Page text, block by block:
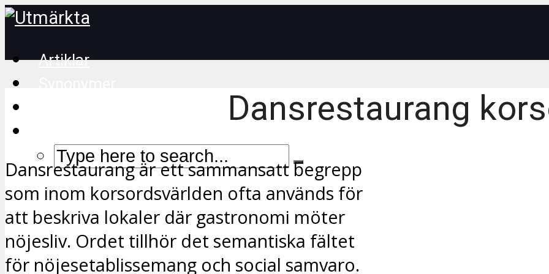
Artiklar
Dansrestaurang
Dansrestaurang är ett sammansatt begrepp
som inom korsordsvärlden ofta används för
att beskriva lokaler där gastronomi möter
nöjesliv. Ordet tillhör det semantiska fältet
för nöjesetablissemang och social samvaro.